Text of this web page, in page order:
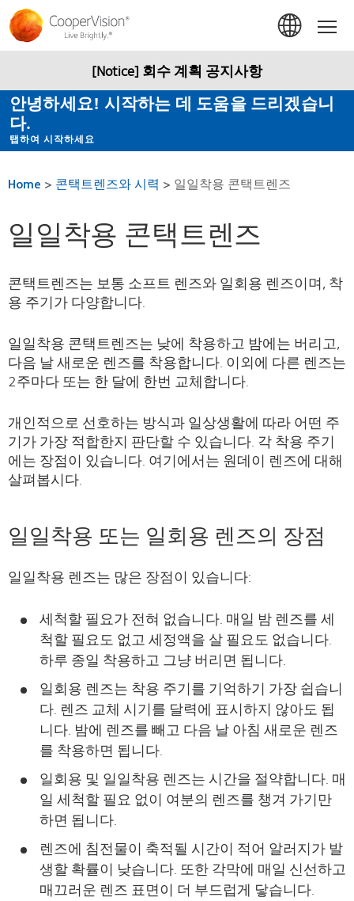
요
콘
텐
건
너
뛰
기
[Notice] 회수 계획 공지사항
안녕하세요! 시작하는 데 도움을 드리겠습니
다.
탭하여 시작하세요
Home > 콘택트렌즈와 시력 > 일일착용 콘택트렌즈
일일착용 콘택트렌즈
콘택트렌즈는 보통 소프트 렌즈와 일회용 렌즈이며, 착
용 주기가 다양합니다.
일일착용 콘택트렌즈는 낮에 착용하고 밤에는 버리고,
다음 날 새로운 렌즈를 착용합니다. 이외에 다른 렌즈는
2주마다 또는 한 달에 한번 교체합니다.
개인적으로 선호하는 방식과 일상생활에 따라 어떤 주
기가 가장 적합한지 판단할 수 있습니다. 각 착용 주기
에는 장점이 있습니다. 여기에서는 원데이 렌즈에 대해
살펴봅시다.
일일착용 또는 일회용 렌즈의 장점
일일착용 렌즈는 많은 장점이 있습니다:
세척할 필요가 전혀 없습니다. 매일 밤 렌즈를 세
척할 필요도 없고 세정액을 살 필요도 없습니다.
하루 종일 착용하고 그냥 버리면 됩니다.
일회용 렌즈는 착용 주기를 기억하기 가장 쉽습니
다. 렌즈 교체 시기를 달력에 표시하지 않아도 됩
니다. 밤에 렌즈를 빼고 다음 날 아침 새로운 렌즈
를 착용하면 됩니다.
일회용 및 일일착용 렌즈는 시간을 절약합니다. 매
일 세척할 필요 없이 여분의 렌즈를 챙겨 가기만
하면 됩니다.
렌즈에 침전물이 축적될 시간이 적어 알러지가 발
생할 확률이 낮습니다. 또한 각막에 매일 신선하고
매끄러운 렌즈 표면이 더 부드럽게 닿습니다.